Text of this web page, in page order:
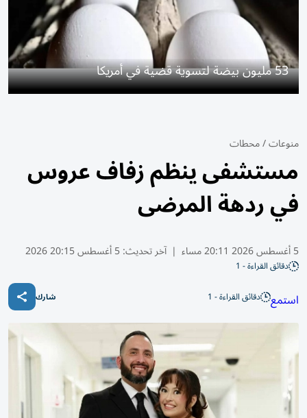
53 مليون بيضة لتسوية قضية في أمريكا
منوعات/محطات
مستشفى ينظم زفاف عروس
في ردهة المرضى
5 أغسطس 2026 20:11 مساء | آخر تحديث:5 أغسطس 20:15 2026
دقائق القراءة - 1
استمع دقائق القراءة - 1 شارك